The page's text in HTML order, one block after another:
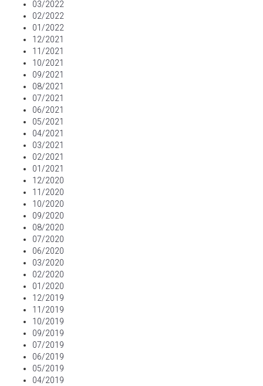
03/2022
02/2022
01/2022
12/2021
11/2021
10/2021
09/2021
08/2021
07/2021
06/2021
05/2021
04/2021
03/2021
02/2021
01/2021
12/2020
11/2020
10/2020
09/2020
08/2020
07/2020
06/2020
03/2020
02/2020
01/2020
12/2019
11/2019
10/2019
09/2019
07/2019
06/2019
05/2019
04/2019